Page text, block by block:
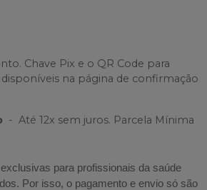
Chave Pix e o QR Code para
na página de confirmação
- Até 12x sem juros. Parcela Mínima
para profissionais da saúde
Por isso, o pagamento e envio só são